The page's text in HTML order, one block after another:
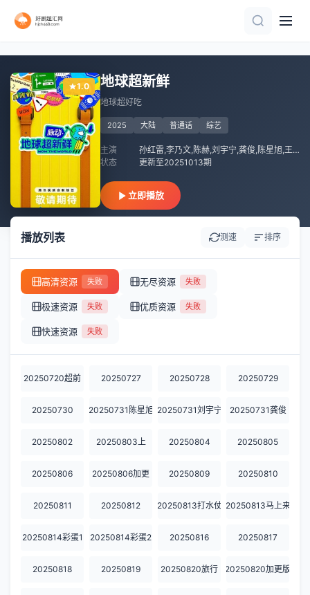
1.0 地球超新鲜
地球超好吃
2025 大陆 普通话 综艺
主演
孙红雷,李乃文,陈赫,刘宇宁,龚俊,陈星旭,王玉雯,欧阳娣娣
状态
更新至20251013期
立即播放
播放列表 测速 排序
高清资源 失败 无尽资源 失败
极速资源 失败 优质资源 失败
快速资源 失败
20250720超前 20250727 20250728 20250729
20250730 20250731陈星旭 20250731刘宇宁 20250731龚俊
20250802 20250803上 20250804 20250805
20250806 20250806加更 20250809 20250810
20250811 20250812 20250813打水仗 20250813马上来
20250814彩蛋1 20250814彩蛋2 20250816 20250817
20250818 20250819 20250820旅行 20250820加更版
全4集
第20260807期
第1期
第5集完结
更新至20260807期
第12集完结
更新至07期
第7集完结
更新至第20集
更新至20260808期